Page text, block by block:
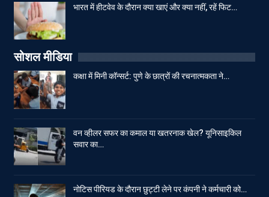
भारत में हीटवेव के दौरान क्या खाएं और क्या नहीं, रहें फिट…
सोशल मीडिया
कक्षा में मिनी कॉन्सर्ट: पुणे के छात्रों की रचनात्मकता ने…
वन व्हीलर सफर का कमाल या खतरनाक खेल? यूनिसाइकिल
सवार का…
नोटिस पीरियड के दौरान छुट्टी लेने पर कंपनी ने कर्मचारी को…